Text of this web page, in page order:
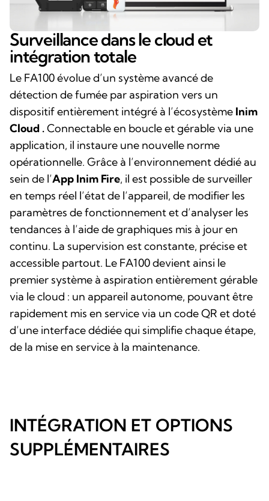
Surveillance dans le cloud et
intégration totale
Le FA100 évolue d’un système avancé de
détection de fumée par aspiration vers un
dispositif entièrement intégré à l’écosystème Inim
Cloud .Connectable en boucle et gérable via une
application, il instaure une nouvelle norme
opérationnelle. Grâce à l’environnement dédié au
sein de l’App Inim Fire, il est possible de surveiller
en temps réel l’état de l’appareil, de modifier les
paramètres de fonctionnement et d’analyser les
tendances à l’aide de graphiques mis à jour en
continu. La supervision est constante, précise et
accessible partout. Le FA100 devient ainsi le
premier système à aspiration entièrement gérable
via le cloud : un appareil autonome, pouvant être
rapidement mis en service via un code QR et doté
d’une interface dédiée qui simplifie chaque étape,
de la mise en service à la maintenance.
INTÉGRATION ET OPTIONS
SUPPLÉMENTAIRES